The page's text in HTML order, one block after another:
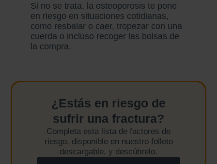
Si no se trata, la osteoporosis te pone
en riesgo en situaciones cotidianas,
como resbalar o caer, tropezar con una
cuerda o incluso recoger las bolsas de
la compra.
¿Estás en riesgo de
sufrir una fractura?
Completa esta lista de factores de
riesgo, disponible en nuestro folleto
descargable, y descúbrelo.